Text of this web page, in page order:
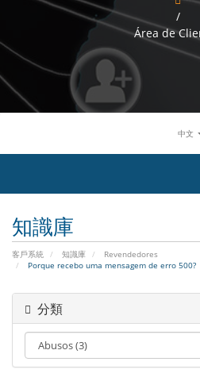
/
Área de
中文
知識庫
客戶系統 知識庫
Revendedores
Porque recebo uma mensagem de erro 500?
分類